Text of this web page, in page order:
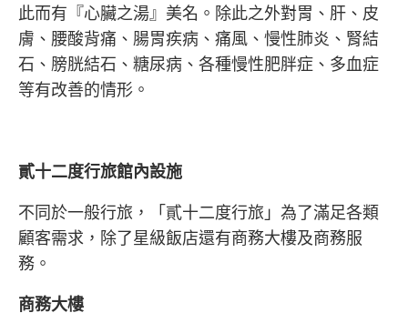
此而有『心臟之湯』美名。除此之外對胃、肝、皮
膚、腰酸背痛、腸胃疾病、痛風、慢性肺炎、腎結
石、膀胱結石、糖尿病、各種慢性肥胖症、多血症
等有改善的情形。
貳十二度行旅館內設施
不同於一般行旅，「貳十二度行旅 」為了滿足各類
顧客需求，除了星級飯店還有商務大樓及商務服
務。
商務大樓